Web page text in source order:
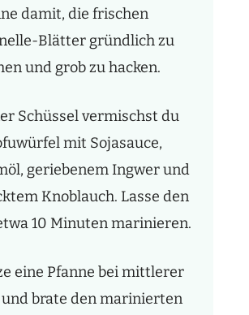
damit, die frischen
Blätter gründlich zu
und grob zu hacken.
Schüssel vermischst du
mit Sojasauce,
geriebenem Ingwer und
Knoblauch. Lasse den
10 Minuten marinieren.
eine Pfanne bei mittlerer
brate den marinierten